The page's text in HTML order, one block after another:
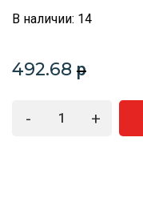
В наличии: 14
492.68 p
- +